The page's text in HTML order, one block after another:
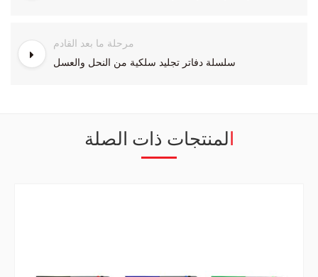
مرحلة ما بعد القادم
سلسلة دفاتر تجليد سلكية من النحل والعسل
المنتجات ذات الصلة